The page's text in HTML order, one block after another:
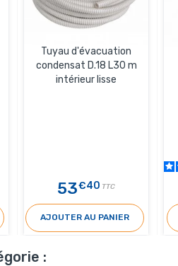
Tuyau d'évacuation
condensat D.18 L30 m
intérieur lisse
53€40 TTC
AJOUTER AU PANIER
: